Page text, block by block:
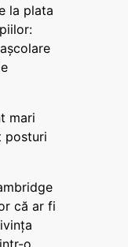
la plata
mari
posturi
că ar fi
o